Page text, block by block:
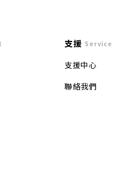
支援 Service
支援中心
聯絡我們